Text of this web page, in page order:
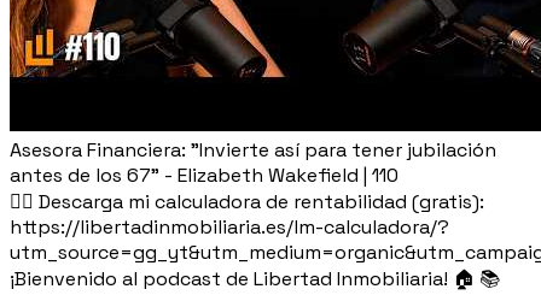
Asesora Financiera: "Invierte así para tener jubilación
antes de los 67" - Elizabeth Wakefield | 110
👉🏽 Descarga mi calculadora de rentabilidad (gratis):
https://libertadinmobiliaria.es/lm-calculadora/?
¡Bienvenido al podcast de Libertad Inmobiliaria! 🏠 📚